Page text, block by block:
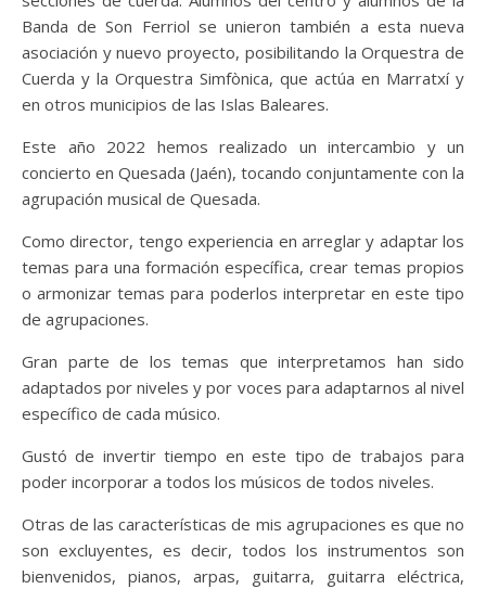
Banda de Son Ferriol se unieron también a esta nueva
asociación y nuevo proyecto, posibilitando la Orquestra de
Cuerda y la Orquestra Simfònica, que actúa en Marratxí y
en otros municipios de las Islas Baleares.
Este año 2022 hemos realizado un intercambio y un
concierto en Quesada (Jaén), tocando conjuntamente con la
agrupación musical de Quesada.
Como director, tengo experiencia en arreglar y adaptar los
temas para una formación específica, crear temas propios
o armonizar temas para poderlos interpretar en este tipo
de agrupaciones.
Gran parte de los temas que interpretamos han sido
adaptados por niveles y por voces para adaptarnos al nivel
específico de cada músico.
Gustó de invertir tiempo en este tipo de trabajos para
poder incorporar a todos los músicos de todos niveles.
Otras de las características de mis agrupaciones es que no
son excluyentes, es decir, todos los instrumentos son
bienvenidos, pianos, arpas, guitarra, guitarra eléctrica,